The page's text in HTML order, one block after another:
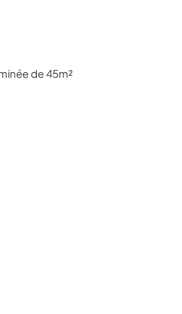
de 45m²